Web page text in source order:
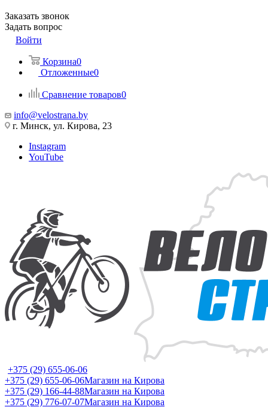
Заказать звонок
Задать вопрос
Войти
Корзина0
Отложенные0
Сравнение товаров0
info@velostrana.by
г. Минск, ул. Кирова, 23
Instagram
YouTube
+375 (29) 655-06-06
+375 (29) 655-06-06Магазин на Кирова
+375 (29) 166-44-88Магазин на Кирова
+375 (29) 776-07-07Магазин на Кирова